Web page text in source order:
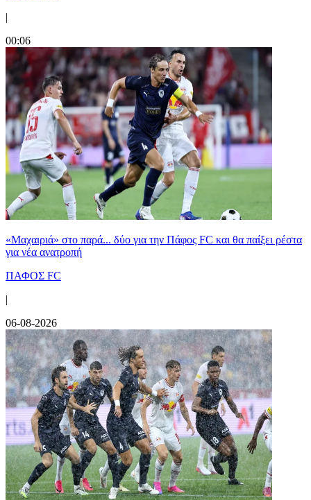
|
00:06
«Μαχαιριά» στο παρά... δύο για την Πάφος FC και θα παίξει ρέστα
για νέα ανατροπή
ΠΑΦΟΣ FC
|
06-08-2026